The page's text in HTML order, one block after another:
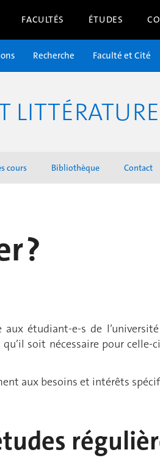
FACULTÉS ÉTUDES
Recherche Faculté et Cité
cours Bibliothèque Contact
?
aux étudiant-e-s de
soit nécessaire pour celle-
aux besoins et intérêts